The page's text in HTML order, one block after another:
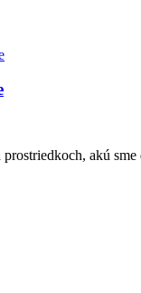
akú